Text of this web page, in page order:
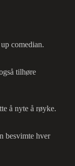
comedian.
tilhøre
å nyte å røyke.
besvimte hver